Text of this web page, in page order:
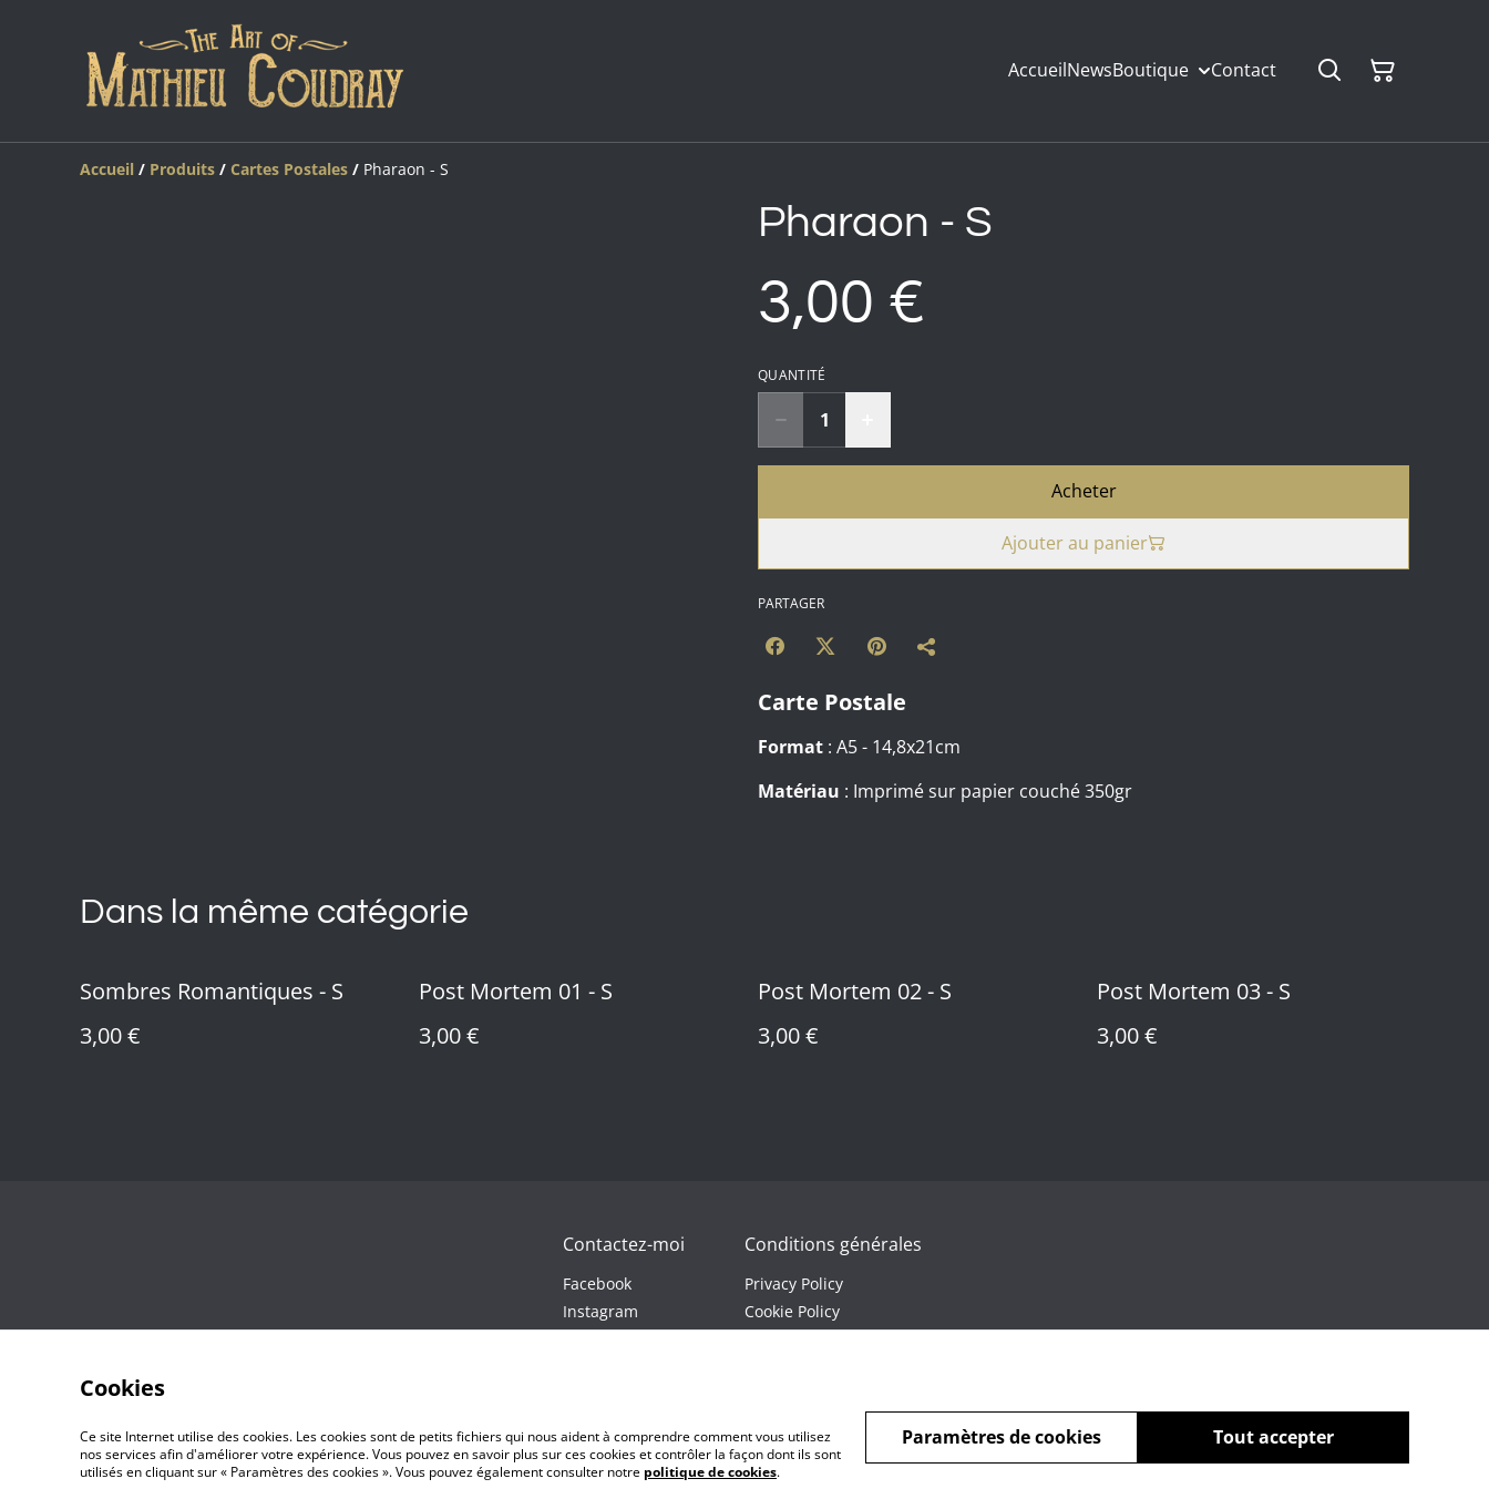
AccueilNewsBoutique Contact
Accueil / Produits / Cartes Postales / Pharaon - S
Pharaon - S
3,00 €
QUANTITÉ
Acheter
Ajouter au panier
PARTAGER
Carte Postale
Format : A5 - 14,8x21cm
Matériau : Imprimé sur papier couché 350gr
Dans la même catégorie
Sombres Romantiques - S
3,00 €
Post Mortem 01 - S
3,00 €
Post Mortem 02 - S
3,00 €
Post Mortem 03 - S
3,00 €
Contactez-moi
Facebook
Instagram
Conditions générales
Privacy Policy
Cookie Policy
©2026 Maz Editions
Cookies
Ce site Internet utilise des cookies. Les cookies sont de petits fichiers qui nous aident à comprendre comment vous utilisez
nos services afin d'améliorer votre expérience. Vous pouvez en savoir plus sur ces cookies et contrôler la façon dont ils sont
utilisés en cliquant sur « Paramètres des cookies ». Vous pouvez également consulter notre politique de cookies.
Tout accepter
Paramètres de cookies